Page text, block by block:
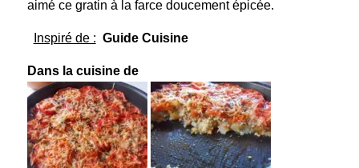
aimé ce gratin à la farce doucement épicée.
Inspiré de : Guide Cuisine
Dans la cuisine de